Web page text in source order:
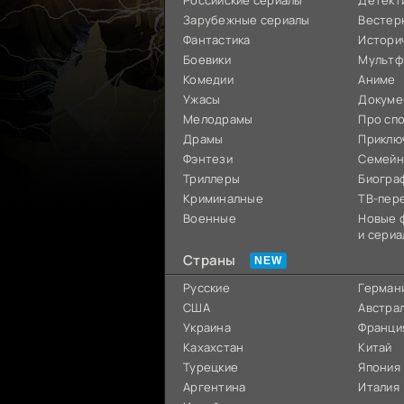
Зарубежные сериалы
Фантастика
Боевики
Комедии
Ужасы
Мелодрамы
Драмы
Фэнтези
Триллеры
Криминалные
Военные
Аниме
Про
ТВ-
Новые
и
Страны
Русские
США
Украина
Кахахстан
Турецкие
Аргентина
Китай
Япония
Италия